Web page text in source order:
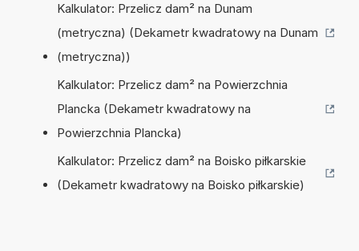
Kalkulator: Przelicz dam² na Dunam
(metryczna) (Dekametr kwadratowy na Dunam
(metryczna))
Kalkulator: Przelicz dam² na Powierzchnia
Plancka (Dekametr kwadratowy na
Powierzchnia Plancka)
Kalkulator: Przelicz dam² na Boisko piłkarskie
(Dekametr kwadratowy na Boisko piłkarskie)